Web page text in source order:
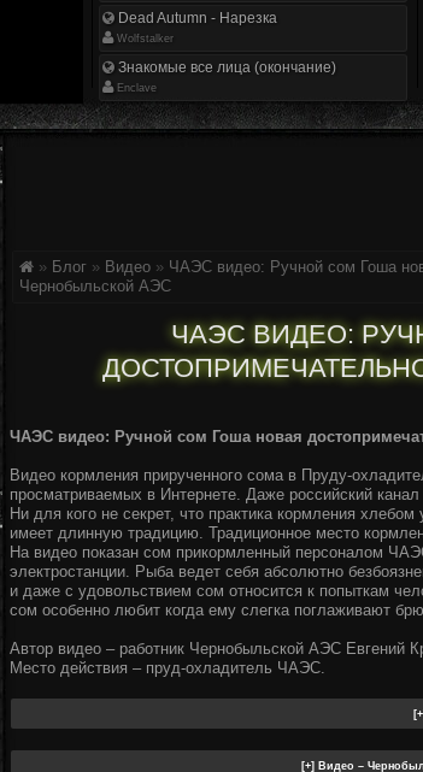
Dead Autumn - Нарезка
Wolfstalker
Знакомые все лица (окончание)
Enclave
» Блог » Видео » ЧАЭС видео: Ручной сом Гоша
Чернобыльской АЭС
ЧАЭС ВИДЕО:
ЧАЭС видео: Ручной сом Гоша новая
Видео кормления прирученного сома в Пруду-
просматриваемых в Интернете. Даже российский
Ни для кого не секрет, что практика кормления
имеет длинную традицию. Традиционное место
На видео показан сом прикормленный персоналом
электростанции. Рыба ведет себя абсолютно
и даже с удовольствием сом относится к попыткам
сом особенно любит когда ему слегка поглаживают
Автор видео – работник Чернобыльской АЭС Евгений
Место действия – пруд-охладитель ЧАЭС.